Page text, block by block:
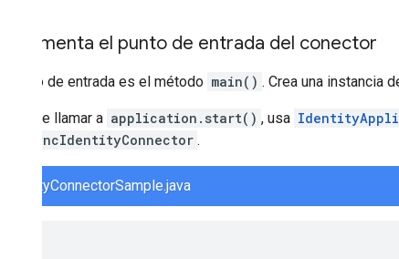
Implementa el punto de entrada del conector
El punto de entrada es el método main() . Crea una instancia
Antes de llamar a application.start() , usa
FullSyncIdentityConnector .
IdentityConnectorSample.java